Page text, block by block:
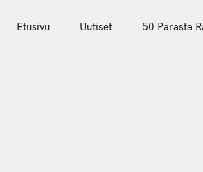
Etusivu Uutiset 50 Parasta